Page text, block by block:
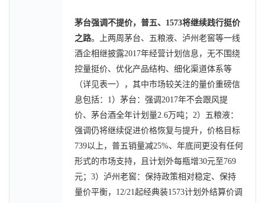
茅台强调不提价，普五、1573将继续践行挺价
之路。上两周茅台、五粮液、泸州老窖等一线
酒企相继披露2017年经营计划信息，无不围绕
控量挺价、优化产品结构、细化渠道体系等
（详见表一），其中市场较关注的量价重磅信
息包括：1）茅台：强调2017年不会跟风提
价、茅台酒全年计划量2.6万吨；2）五粮液：
强调仍将继续促进价格恢复与提升，价格目标
739以上，普五销量减25%、年底间更没有任何
形式的市场支持，且计划外每瓶增30元至769
元；3）泸州老窖：保持政策相对稳定、保持
量价平衡，12/21起经典装1573计划外结算价调